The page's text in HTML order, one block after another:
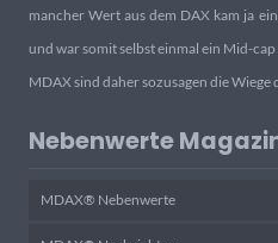
mancher Wert aus dem DAX kam ja
und war somit selbst einmal ein Mid-
MDAX sind daher sozusagen die Wiege
Nebenwerte
MDAX® Nebenwerte